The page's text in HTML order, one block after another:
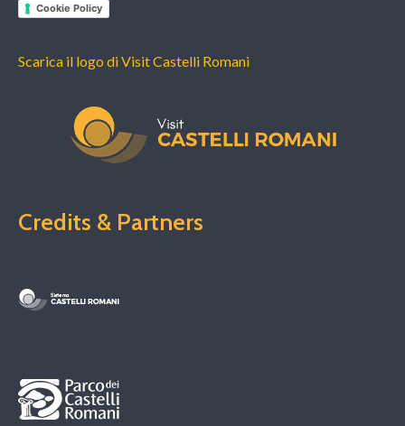
Cookie Policy
Scarica il logo di Visit Castelli Romani
Credits & Partners